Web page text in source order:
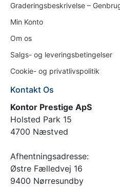
Graderingsbeskrivelse –
Min Konto
Om os
Salgs- og leveringsbetingelser
Cookie- og privatlivspolitik
Kontakt Os
Kontor Prestige ApS
Holsted Park 15
4700 Næstved
Afhentningsadresse:
Østre Fælledvej 16
9400 Nørresundby